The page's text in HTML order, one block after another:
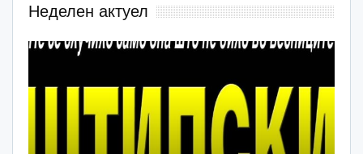
Неделен актуел